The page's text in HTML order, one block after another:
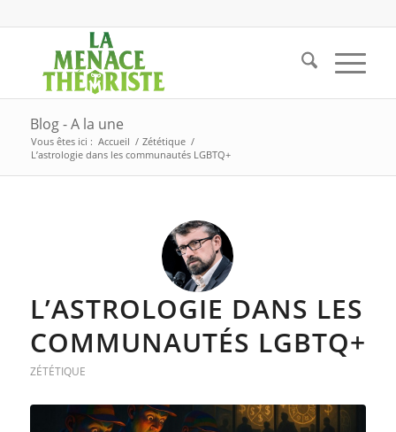
Blog - A la une
Vous êtes ici : Accueil / Zététique /
L’astrologie dans les communautés LGBTQ+
L’ASTROLOGIE DANS LES
COMMUNAUTÉS LGBTQ+
ZÉTÉTIQUE